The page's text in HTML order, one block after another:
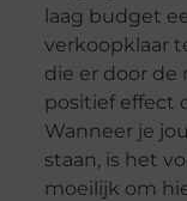
laag budget
verkoopklaar
die er door de
positief effect
Wanneer je
staan, is het
moeilijk om